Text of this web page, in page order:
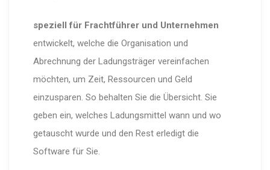
speziell für Frachtführer und Unternehmen
entwickelt, welche die Organisation und
Abrechnung der Ladungsträger vereinfachen
möchten, um Zeit, Ressourcen und Geld
einzusparen. So behalten Sie die Übersicht. Sie
geben ein, welches Ladungsmittel wann und wo
getauscht wurde und den Rest erledigt die
Software für Sie.